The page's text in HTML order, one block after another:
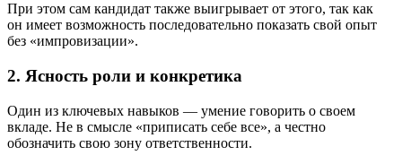
При этом сам кандидат также выигрывает от этого, так как
он имеет возможность последовательно показать свой опыт
без «импровизации».
2. Ясность роли и конкретика
Один из ключевых навыков — умение говорить о своем
вкладе. Не в смысле «приписать себе все», а честно
обозначить свою зону ответственности.